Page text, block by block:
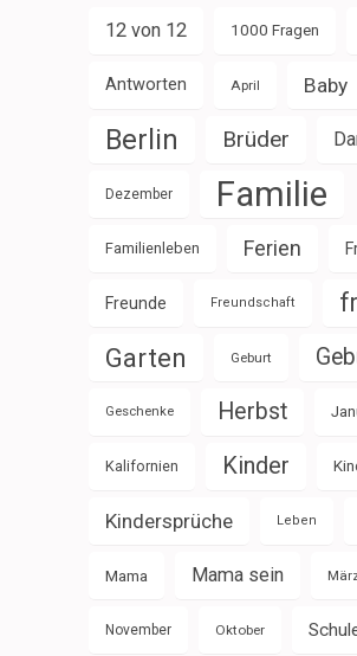
12 von 12 1000 Fragen
Antworten April Baby
Berlin Brüder
Dezember Familie
Familienleben Ferien
Freunde Freundschaft
Garten Geburt
Geschenke Herbst
Kalifornien Kinder
Kindersprüche Leben
Mama Mama sein
November Oktober